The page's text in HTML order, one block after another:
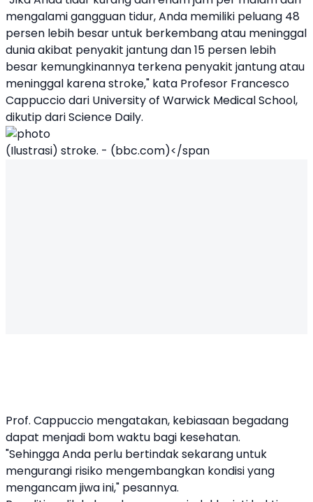
mengalami gangguan tidur, Anda memiliki peluang 48
persen lebih besar untuk berkembang atau meninggal
dunia akibat penyakit jantung dan 15 persen lebih
besar kemungkinannya terkena penyakit jantung atau
meninggal karena stroke," kata Profesor Francesco
Cappuccio dari University of Warwick Medical School,
dikutip dari Science Daily.
(Ilustrasi) stroke. - (bbc.com)</span
Prof. Cappuccio mengatakan, kebiasaan begadang
dapat menjadi bom waktu bagi kesehatan.
"Sehingga Anda perlu bertindak sekarang untuk
mengurangi risiko mengembangkan kondisi yang
mengancam jiwa ini," pesannya.